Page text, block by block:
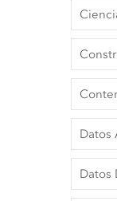
Datos
Datos